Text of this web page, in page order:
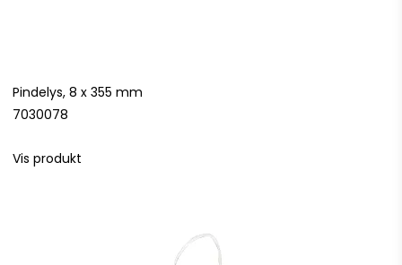
Pindelys, 8 x 355 mm
7030078
Vis produkt